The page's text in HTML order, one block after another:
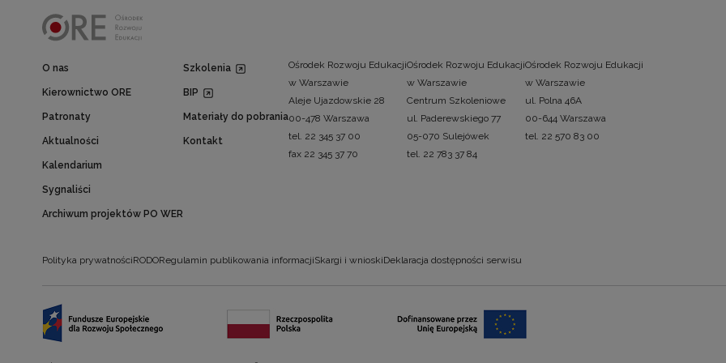
O nas
Kierownictwo ORE
Patronaty
Aktualności
Kalendarium
Sygnaliści
Archiwum projektów PO WER
Szkolenia
BIP
Materiały do pobrania
Kontakt
Ośrodek Rozwoju Edukacji
w Warszawie
Aleje Ujazdowskie 28
00-478 Warszawa
tel. 22 345 37 00
fax 22 345 37 70
Ośrodek Rozwoju Edukacji
w Warszawie
Centrum Szkoleniowe
ul. Paderewskiego 77
05-070 Sulejówek
tel. 22 783 37 84
Ośrodek Rozwoju Edukacji
w Warszawie
ul. Polna 46A
00-644 Warszawa
tel. 22 570 83 00
Polityka prywatnościRODORegulamin publikowania informacjiSkargi i wnioskiDeklaracja dostępności serwisu